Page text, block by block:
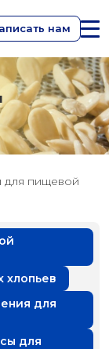
нам
для пищевой
хлопьев
для
для